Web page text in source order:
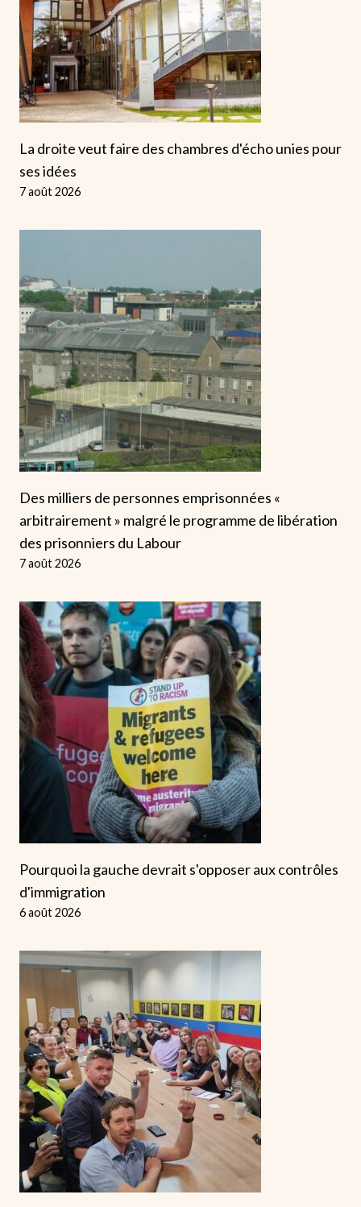
La droite veut faire des chambres d'écho unies pour
ses idées
7 août 2026
Des milliers de personnes emprisonnées «
arbitrairement » malgré le programme de libération
des prisonniers du Labour
7 août 2026
Pourquoi la gauche devrait s'opposer aux contrôles
d'immigration
6 août 2026